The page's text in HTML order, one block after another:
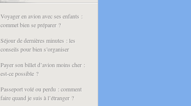
Voyager en avion avec ses enfants :
commet bien se préparer ?
Séjour de dernières minutes : les
conseils pour bien s’organiser
Payer son billet d’avion moins cher :
est-ce possible ?
Passeport volé ou perdu : comment
faire quand je suis à l’étranger ?